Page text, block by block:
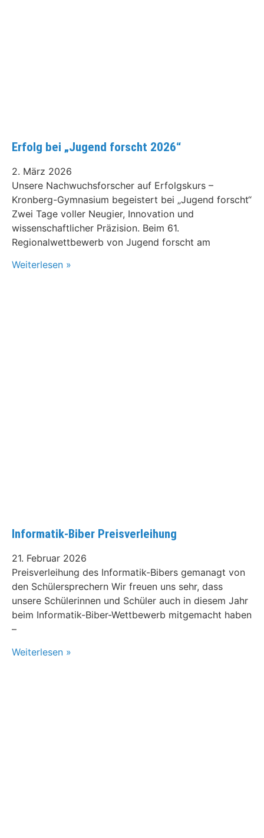
Erfolg bei „Jugend forscht 2026“
2. März 2026
Unsere Nachwuchsforscher auf Erfolgskurs –
Kronberg-Gymnasium begeistert bei „Jugend forscht“
Zwei Tage voller Neugier, Innovation und
wissenschaftlicher Präzision. Beim 61.
Regionalwettbewerb von Jugend forscht am
Weiterlesen »
Informatik-Biber Preisverleihung
21. Februar 2026
Preisverleihung des Informatik-Bibers gemanagt von
den Schülersprechern Wir freuen uns sehr, dass
unsere Schülerinnen und Schüler auch in diesem Jahr
beim Informatik-Biber-Wettbewerb mitgemacht haben
–
Weiterlesen »